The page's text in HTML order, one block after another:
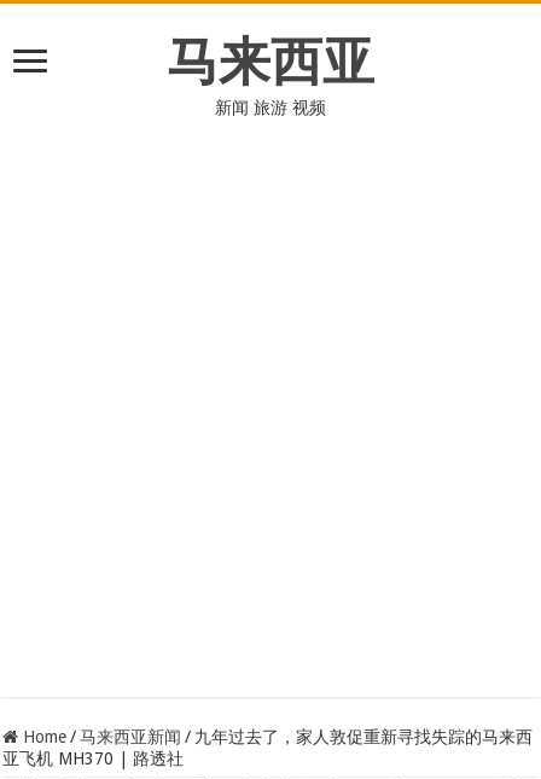
马来西亚
新闻 旅游 视频
Home / 马来西亚新闻 / 九年过去了，家人敦促重新寻找失踪的马来西
亚飞机 MH370 | 路透社